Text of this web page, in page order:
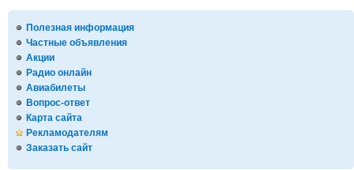
Полезная информация
Частные объявления
Акции
Радио онлайн
Авиабилеты
Вопрос-ответ
Карта сайта
Рекламодателям
Заказать сайт